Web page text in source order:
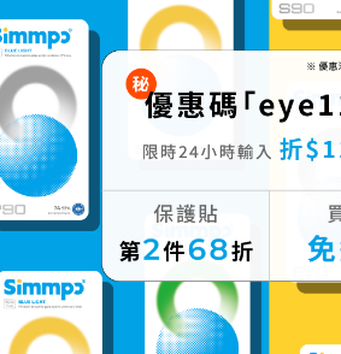
您可能喜歡...